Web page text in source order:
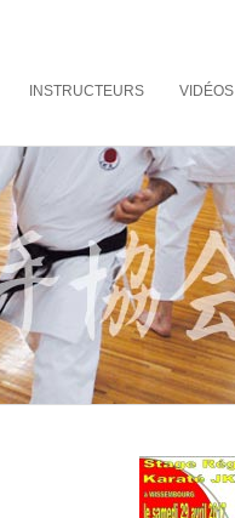
INSTRUCTEURS VIDÉOS